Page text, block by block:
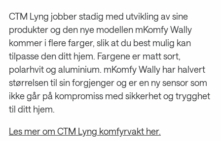
CTM Lyng jobber stadig med utvikling av sine
produkter og den nye modellen mKomfy Wally
kommer i flere farger, slik at du best mulig kan
tilpasse den ditt hjem. Fargene er matt sort,
polarhvit og aluminium. mKomfy Wally har halvert
størrelsen til sin forgjenger og er en ny sensor som
ikke går på kompromiss med sikkerhet og trygghet
til ditt hjem.
Les mer om CTM Lyng komfyrvakt her.